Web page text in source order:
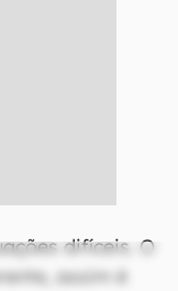
difíceis. O
assim é